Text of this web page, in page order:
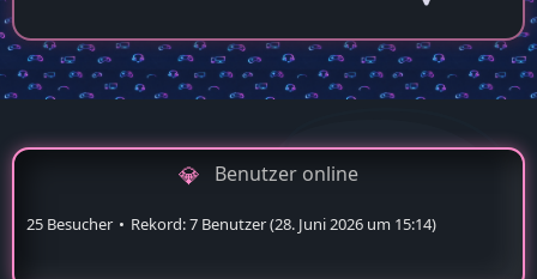
Benutzer online
25 Besucher Rekord: 7 Benutzer (28. Juni 2026 um 15:14)